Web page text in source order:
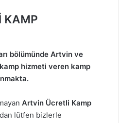
KAMP
bölümünde Artvin ve
hizmeti veren kamp
Artvin Ücretli Kamp
lütfen bizlerle